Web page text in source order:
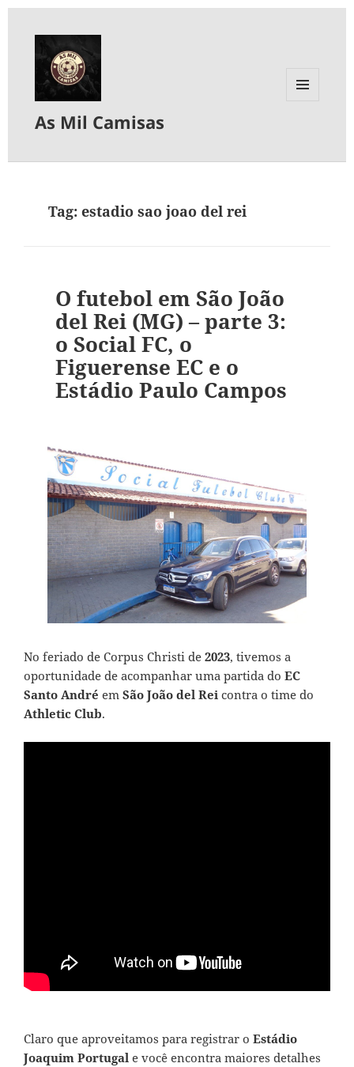
As Mil Camisas
Tag:estadio sao joao del rei
O futebol em São João
del Rei (MG) – parte 3:
o Social FC, o
Figuerense EC e o
Estádio Paulo Campos
No feriado de Corpus Christi de 2023, tivemos a
oportunidade de acompanhar uma partida do EC
Santo André em São João del Rei contra o time do
Athletic Club.
Claro que aproveitamos para registrar o Estádio
Joaquim Portugal e você encontra maiores detalhes